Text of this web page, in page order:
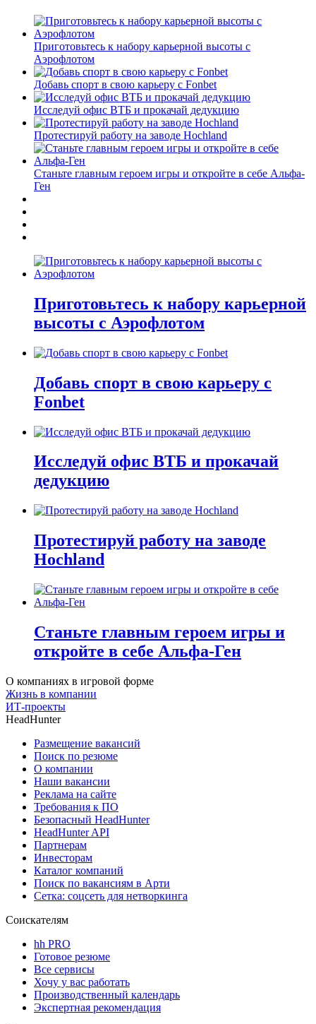
Приготовьтесь к набору карьерной высоты с
Аэрофлотом
Добавь спорт в свою карьеру с Fonbet
Исследуй офис ВТБ и прокачай дедукцию
Протестируй работу на заводе Hochland
Станьте главным героем игры и откройте в себе Альфа-
Ген
Приготовьтесь к набору карьерной
высоты с Аэрофлотом
Добавь спорт в свою карьеру с
Fonbet
Исследуй офис ВТБ и прокачай
дедукцию
Протестируй работу на заводе
Hochland
Станьте главным героем игры и
откройте в себе Альфа-Ген
О компаниях в игровой форме
Жизнь в компании
ИТ-проекты
HeadHunter
Размещение вакансий
Поиск по резюме
О компании
Наши вакансии
Реклама на сайте
Требования к ПО
Безопасный HeadHunter
HeadHunter API
Партнерам
Инвесторам
Каталог компаний
Поиск по вакансиям в Арти
Сетка: соцсеть для нетворкинга
Соискателям
hh PRO
Готовое резюме
Все сервисы
Хочу у вас работать
Производственный календарь
Экспертная рекомендация